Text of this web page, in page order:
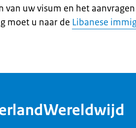
van uw visum en het
moet u naar de Libanese